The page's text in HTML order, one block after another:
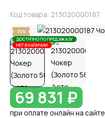
Код товара: 213020000187
55%
ДОСТУПНО ПО ПРЕДЗАКАЗУ
НЕТ В НАЛИЧИИ
69 831 ₽
при оплате онлайн на сайте